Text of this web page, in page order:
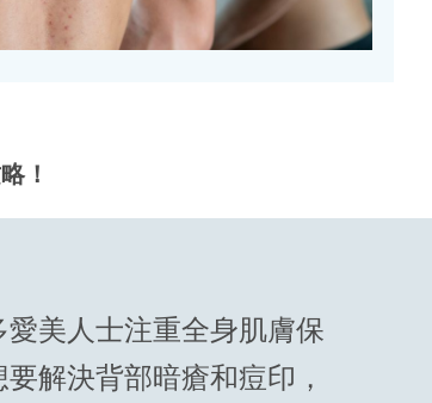
！
美人士注重全身肌膚保
解決背部暗瘡和痘印，